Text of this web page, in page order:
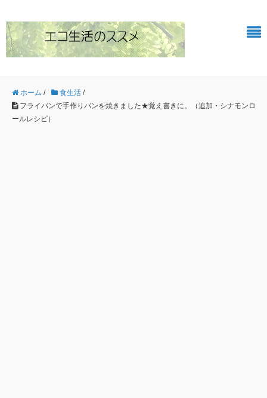
ホーム / 食生活 /
フライパンで手作りパンを焼きました★覚え書きに。（追加・シナモンロ
ールレシピ）